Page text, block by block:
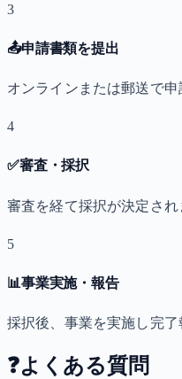
3
📤申請書類を提出
オンラインまたは郵送で申
4
✅審査・採択
審査を経て採択が決定され
5
📊事業実施・報告
採択後、事業を実施し完了
❓よくある質問